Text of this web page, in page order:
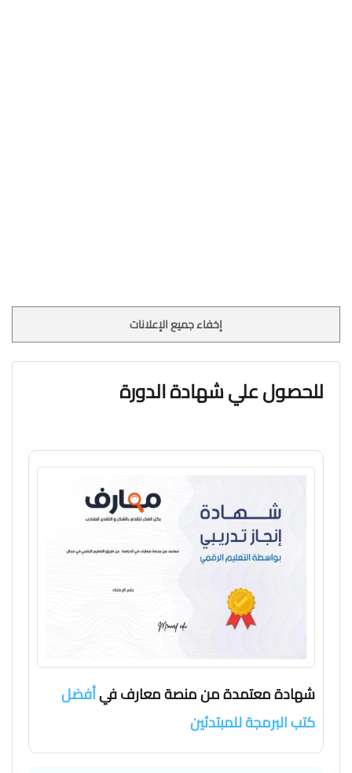
إخفاء جميع الإعلانات
للحصول علي شهادة الدورة
شهادة معتمدة من منصة معارف فيأفضل
كتب البرمجة للمبتدئين